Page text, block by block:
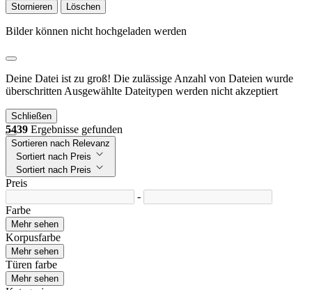
Stornieren Löschen
Bilder können nicht hochgeladen werden
Deine Datei ist zu groß! Die zulässige Anzahl von Dateien wurde
überschritten Ausgewählte Dateitypen werden nicht akzeptiert
Schließen
5439 Ergebnisse gefunden
Sortieren nach Relevanz
Sortiert nach Preis
Sortiert nach Preis
Preis
-
Farbe
Mehr sehen
Korpusfarbe
Mehr sehen
Türen farbe
Mehr sehen